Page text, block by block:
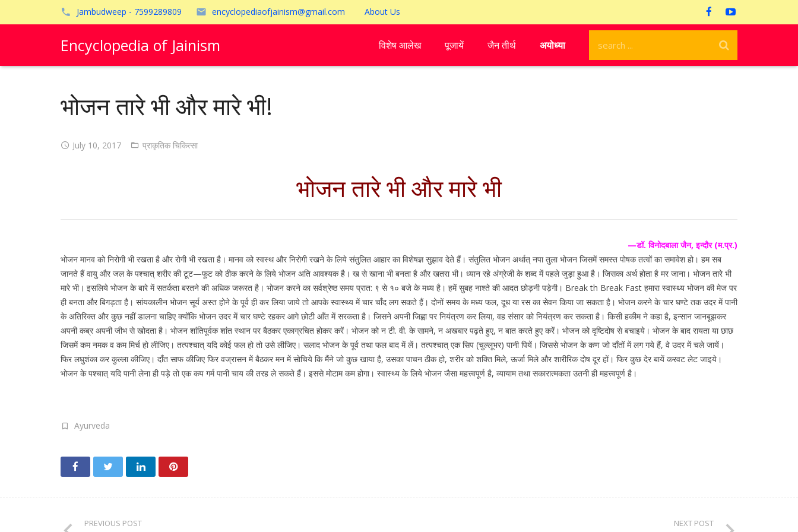
Jambudweep - 7599289809 encyclopediaofjainism@gmail.com About Us
Encyclopedia of Jainism विशेष आलेख पूजायें जैन तीर्थ अयोध्या
भोजन तारे भी और मारे भी!
July 10, 2017 प्राकृतिक चिकित्सा
भोजन तारे भी और मारे भी
—डॉ. विनोदबाला जैन, इन्दौर (म.प्र.)
भोजन मानव को निरोगी भी रखता है और रोगी भी रखता है। मानव को स्वस्थ और निरोगी रखने के लिये संतुलित आहार का विशेषज्ञ सुझाव देते हैं। संतुलित भोजन अर्थात् नपा तुला भोजन जिसमें समस्त पोषक तत्वों का समावेश हो। हम सब
जानते हैं वायु और जल के पश्चात् शरीर की टूट—फूट को ठीक करने के लिये भोजन अति आवश्यक है। ख से खाना भी बनता है और खतरा भी। ध्यान रहे अंग्रेजी के शब्द में पहले जुड़ा हुआ है। जिसका अर्थ होता है मर जाना। भोजन तारे भी
मारे भी। इसलिये भोजन के बारे में सतर्कता बरतने की अधिक जरूरत है। भोजन करने का सर्वश्रेष्ठ समय प्रात: ९ से १० बजे के मध्य है। हमें सुबह नाश्ते की आदत छोड़नी पड़ेगी। Break th Break Fast हमारा स्वास्थ्य भोजन की मेज पर
ही बनता और बिगड़ता है। सांयकालीन भोजन सूर्य अस्त होने के पूर्व ही कर लिया जाये तो आपके स्वास्थ्य में चार चाँद लग सकते हैं। दोनों समय के मध्य फल, दूध या रस का सेवन किया जा सकता है। भोजन करने के चार घण्टे तक उदर में पानी
के अतिरिक्त और कुछ नहीं डालना चाहिए क्योंकि भोजन उदर में चार घण्टे रहकर आगे छोटी आँत में सरकता है। जिसने अपनी जिह्वा पर नियंत्रण कर लिया, वह संसार को नियंत्रण कर सकता है। किसी हकीम ने कहा है, इन्सान जानबूझकर
अपनी कब्र अपनी जीभ से खोदता है। भोजन शांतिपूर्वक शांत स्थान पर बैठकर एकाग्रचित होकर करें। भोजन को न टी. वी. के सामने, न अखबार पढ़ते हुए, न बात करते हुए करें। भोजन को दृष्टिदोष से बचाइये। भोजन के बाद रायता या छाछ
जिसमें कम नमक व कम मिर्च हो लीजिए। तत्पश्चात् यदि कोई फल हो तो उसे लीजिए। सलाद भोजन के पूर्व तथा फल बाद में लें। तत्पश्चात् एक सिप (चुल्लूभर) पानी पियें। जिससे भोजन के कण जो दाँतों में लग गये हैं, वे उदर में चले जायें।
फिर लघुशंका कर कुल्ला कीजिए। दाँत साफ कीजिए फिर वज्रासन में बैठकर मन में साेचिये कि मैंने जो कुछ खाया है, उसका पाचन ठीक हो, शरीर को शक्ति मिले, ऊर्जा मिले और शारीरिक दोष दूर हों। फिर कुछ देर बायें करवट लेट जाइये।
भोजन के पश्चात् यदि पानी लेना ही पड़े तो एक कप गर्म पानी चाय की तरह ले सकते हैं। इससे मोटाम कम होगा। स्वास्थ्य के लिये भोजन जैसा महत्त्वपूर्ण है, व्यायाम तथा सकारात्मकता उतनी ही महत्त्वपूर्ण है।
Ayurveda
PREVIOUS POST NEXT POST